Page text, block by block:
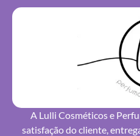
A Lulli Cosméticos e
satisfação do cliente,